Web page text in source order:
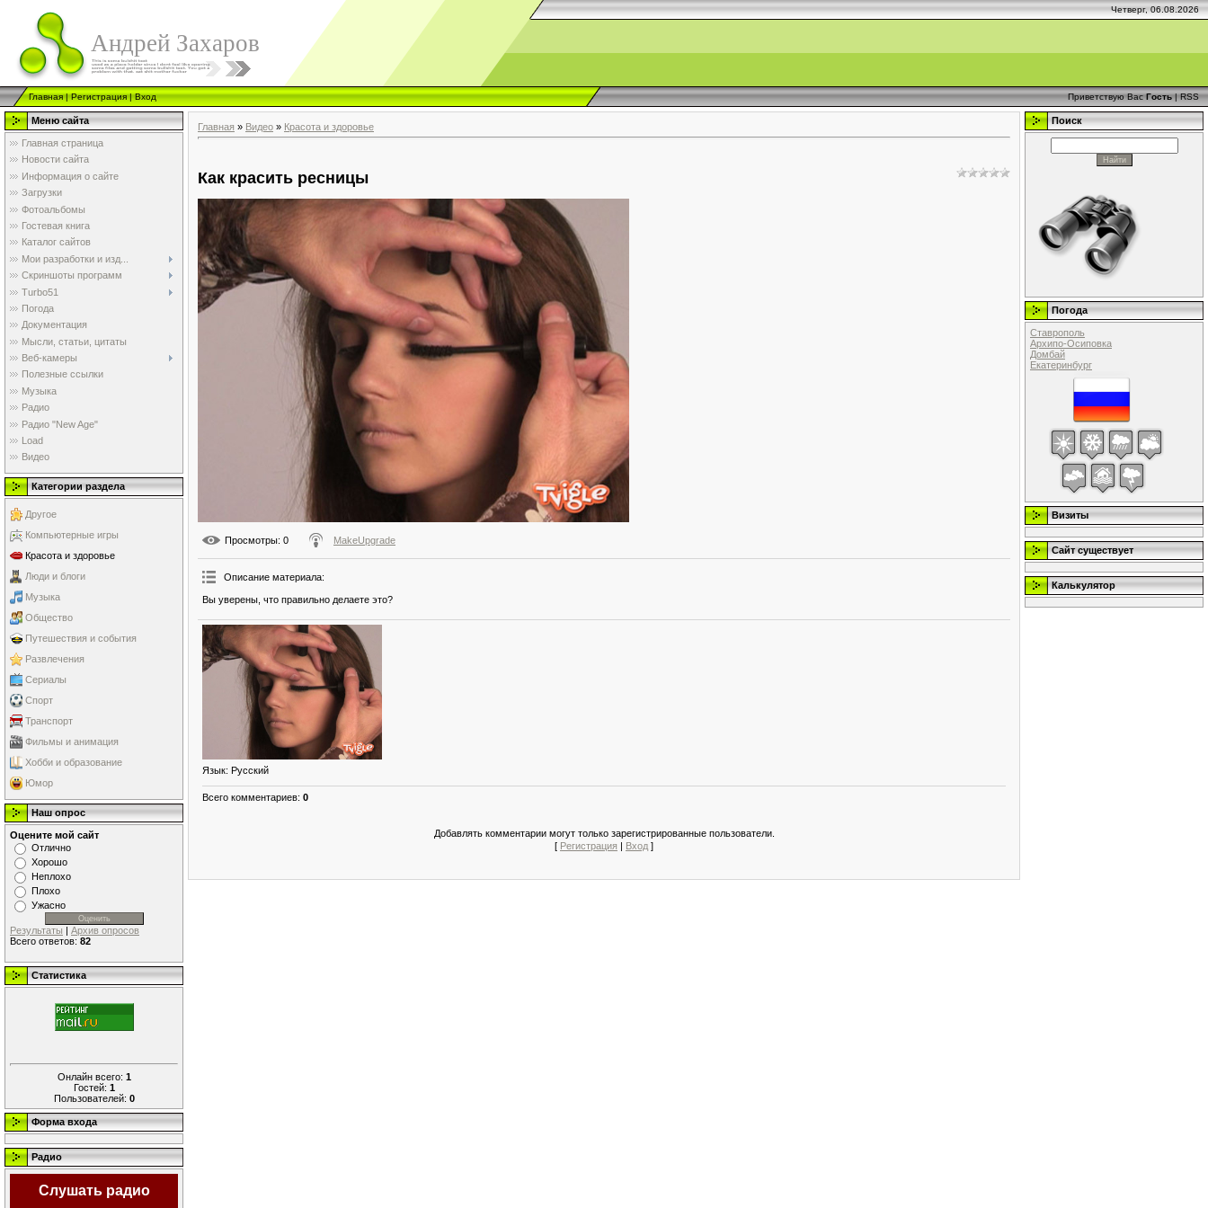
Четверг, 06.08.2026
Андрей Захаров
Главная|Регистрация|Вход Приветствую Вас Гость|RSS
Меню сайта
Главная страница
Новости сайта
Информация о сайте
Загрузки
Фотоальбомы
Гостевая книга
Каталог сайтов
Мои разработки и изд...
Скриншоты программ
Turbo51
Погода
Документация
Мысли, статьи, цитаты
Веб-камеры
Полезные ссылки
Музыка
Радио
Радио "New Age"
Load
Видео
Категории раздела
Другое
Компьютерные игры
Красота и здоровье
Люди и блоги
Музыка
Общество
Путешествия и события
Развлечения
Сериалы
Спорт
Транспорт
Фильмы и анимация
Хобби и образование
Юмор
Наш опрос
Оцените мой сайт
Отлично
Хорошо
Неплохо
Плохо
Ужасно
Результаты | Архив опросов
Всего ответов: 82
Статистика
Онлайн всего: 1
Гостей: 1
Пользователей: 0
Форма входа
Радио
Слушать радио
Главная » Видео » Красота и здоровье
Как красить ресницы
Просмотры: 0 MakeUpgrade
Описание материала:
Вы уверены, что правильно делаете это?
Язык: Русский
Всего комментариев: 0
Добавлять комментарии могут только зарегистрированные пользователи.
[ Регистрация | Вход ]
Поиск
Погода
Ставрополь
Архипо-Осиповка
Домбай
Екатеринбург
Визиты
Сайт существует
Калькулятор